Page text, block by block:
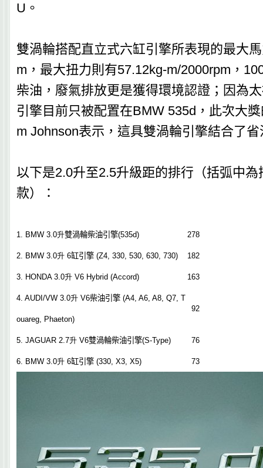
U。
雙渦輪搭配直立式六缸引擎所表現的最大
m，最大扭力則有57.12kg-m/2000rpm，
柴油，廢氣排放更是獲得環境認證；因為
引擎目前只被配置在BMW 535d，此次大
m Johnson表示，這具雙渦輪引擎結合了
以下是2.0升至2.5升級距的排行（括弧中為
款）：
1. BMW 3.0升雙渦輪柴油引擎(535d) 278
2. BMW 3.0升 6缸引擎 (Z4, 330, 530, 630, 730) 182
3. HONDA 3.0升 V6 Hybrid (Accord) 163
4. AUDI/VW 3.0升 V6柴油引擎 (A4, A6, A8, Q7, T
ouareg, Phaeton)
92
5. JAGUAR 2.7升 V6雙渦輪柴油引擎(S-Type) 76
6. BMW 3.0升 6缸引擎 (330, X3, X5) 73